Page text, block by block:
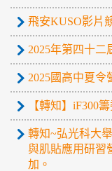
飛安KUSO影片
2025年第四十二
2025國高中夏令
【轉知】iF300
轉知~弘光科大
與肌貼應用研習
加。